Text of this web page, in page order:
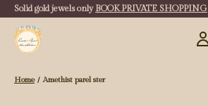
Solid gold jewels only BOOK PRIVATE SHOPPING
Home / Amethist parel ster